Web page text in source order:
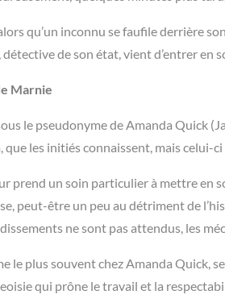
qu’un inconnu se faufile derrière
de son état, vient d’entrer en
Marnie
le pseudonyme de Amanda Quick
que les initiés connaissent, mais celui-
prend un soin particulier à mettre en
peut-être un peu au détriment de
ne sont pas attendus, les
le plus souvent chez Amanda Quick,
qui prône le travail et la